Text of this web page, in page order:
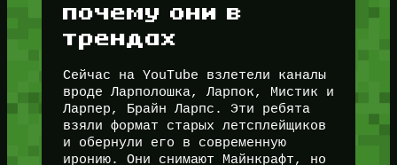
почему они в
трендах
Сейчас на YouTube взлетели каналы
вроде Ларполошка, Ларпок, Мистик и
Ларпер, Брайн Ларпс. Эти ребята
взяли формат старых летсплейщиков
и обернули его в современную
иронию. Они снимают Майнкрафт, но